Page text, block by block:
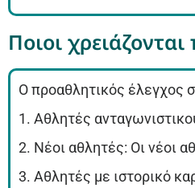
Ποιοι
Ο προαθλητικός έλεγχος
1. Αθλητές
2. Νέοι αθλητές: Οι νέοι
3. Αθλητές με ιστορικό